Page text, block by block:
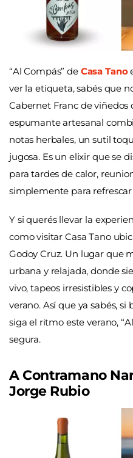
“Al Compás” de Casa Tano
ver la etiqueta, sabés que
Cabernet Franc de viñedos
espumante artesanal
notas herbales, un sutil
jugosa. Es un elixir que se
para tardes de calor,
simplemente para
Y si querés llevar la
como visitar Casa Tano
Godoy Cruz. Un lugar que
urbana y relajada, donde
vivo, tapeos irresistibles y
verano. Así que ya sabés,
siga el ritmo este verano,
segura.
A Contramano
Jorge Rubio